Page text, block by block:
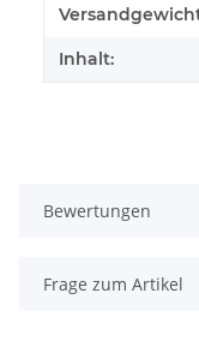
Wert
Inhalt:
Bewertungen
Frage zum Artikel